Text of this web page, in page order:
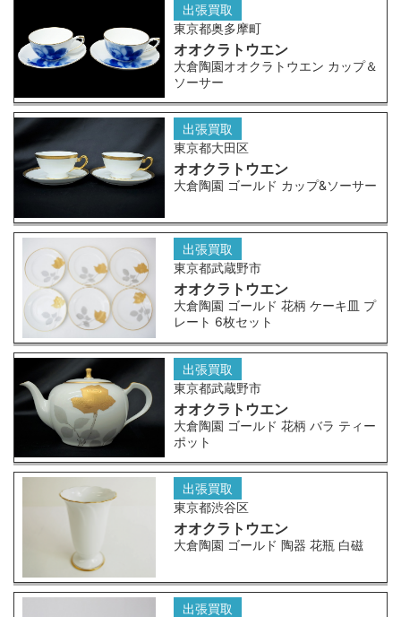
出張買取
東京都奥多摩町
オオクラトウエン
大倉陶園オオクラトウエン カップ＆
ソーサー
出張買取
東京都大田区
オオクラトウエン
大倉陶園 ゴールド カップ&ソーサー
出張買取
東京都武蔵野市
オオクラトウエン
大倉陶園 ゴールド 花柄 ケーキ皿 プ
レート 6枚セット
出張買取
東京都武蔵野市
オオクラトウエン
大倉陶園 ゴールド 花柄 バラ ティー
ポット
出張買取
東京都渋谷区
オオクラトウエン
大倉陶園 ゴールド 陶器 花瓶 白磁
出張買取